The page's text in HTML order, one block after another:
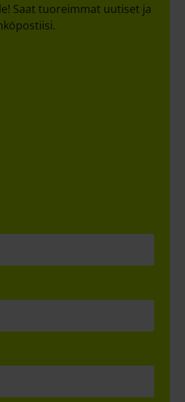
Saat tuoreimmat uutiset ja